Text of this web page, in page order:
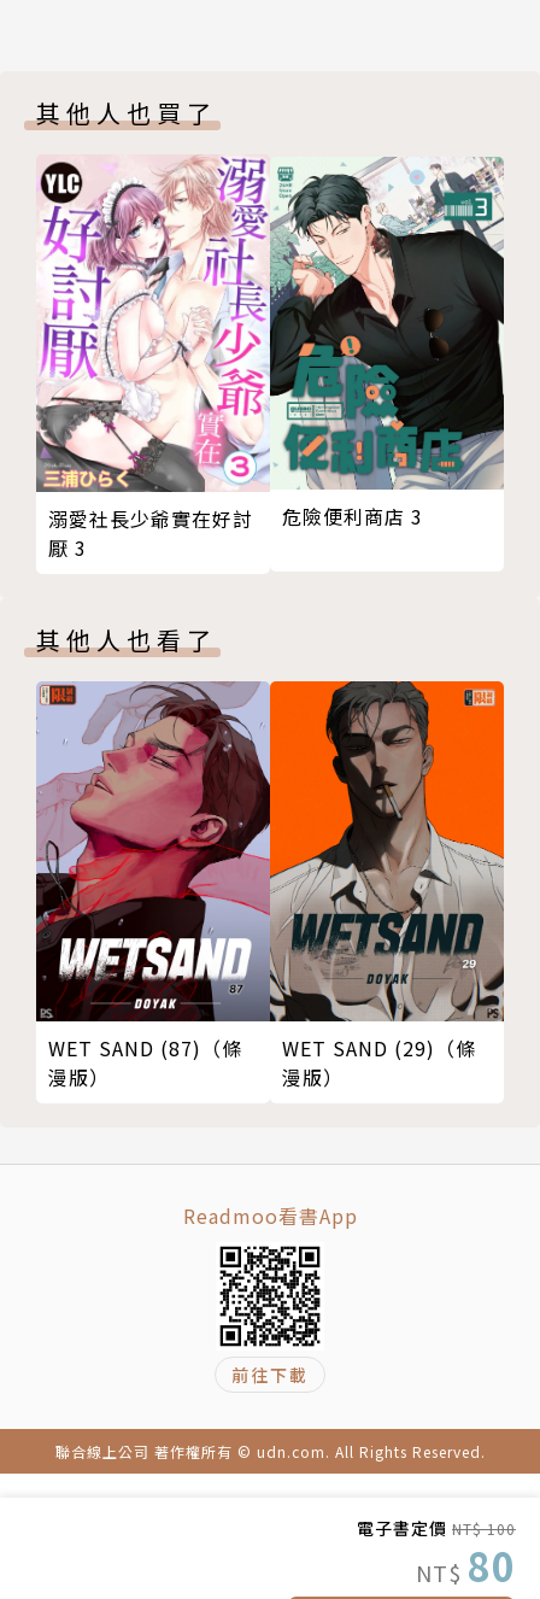
電子書定價 NT$ 100
NT$ 80
其他人也買了
溺愛社長少爺實在好討
厭 3
危險便利商店 3
其他人也看了
WET SAND (87)（條
漫版）
WET SAND (29)（條
漫版）
Readmoo看書App
前往下載
聯合線上公司 著作權所有 © udn.com. All Rights Reserved.